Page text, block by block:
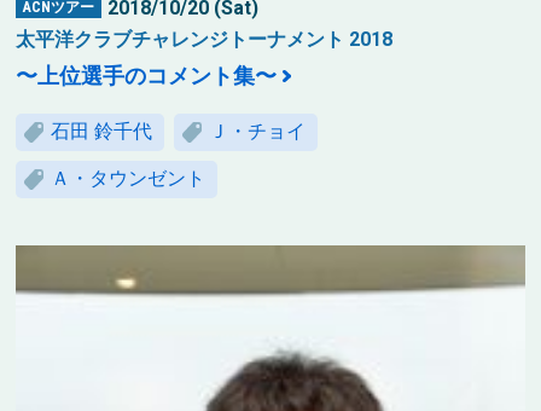
ACNツアー
2018/10/20 (Sat)
太平洋クラブチャレンジトーナメント 2018
〜上位選手のコメント集〜
石田 鈴千代 Ｊ・チョイ
Ａ・タウンゼント